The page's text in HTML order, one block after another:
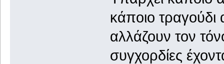
κάποιο
αλλάζουν τον
συγχορδίες